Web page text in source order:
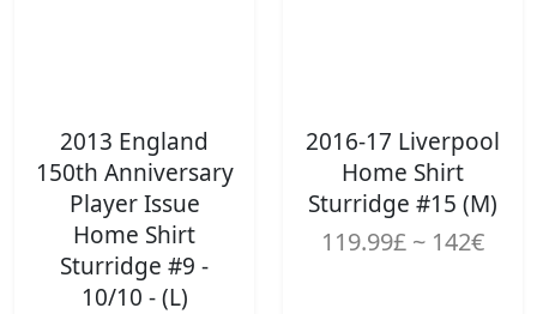
2013 England
150th Anniversary
Player Issue
Home Shirt
Sturridge #9 -
10/10 - (L)
2016-17 Liverpool
Home Shirt
Sturridge #15 (M)
119.99£ ~ 142€